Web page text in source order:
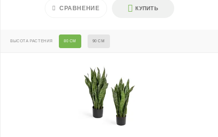
КУПИТЬ
СРАВНЕНИЕ
ВЫСОТА РАСТЕНИЯ 80 СМ 90 СМ